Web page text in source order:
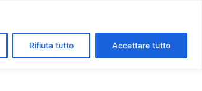
Rifiuta tutto Accettare tutto